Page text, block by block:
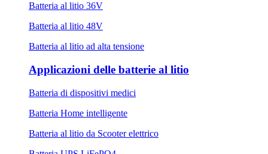
Batteria al litio 36V
Batteria al litio 48V
Batteria al litio ad alta tensione
Applicazioni delle batterie al litio
Batteria di dispositivi medici
Batteria Home intelligente
Batteria al litio da Scooter elettrico